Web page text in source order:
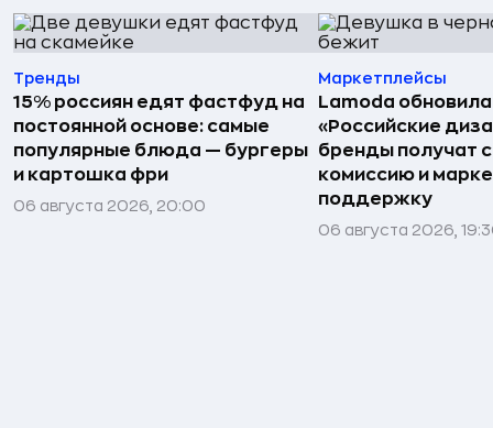
Тренды
15% россиян едят фастфуд на
постоянной основе: самые
популярные блюда — бургеры
и картошка фри
06 августа 2026, 20:00
Маркетплейсы
Lamoda
«Российские
бренды получат
комиссию и
поддержку
06 августа 2026,